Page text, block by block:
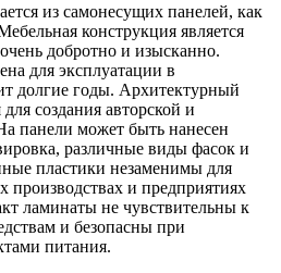
из самонесущих панелей, как
конструкция является
добротно и изысканно.
для эксплуатации в
долгие годы. Архитектурный
создания авторской и
панели может быть нанесен
различные виды фасок и
пластики незаменимы для
производствах и предприятиях
ламинаты не чувствительны к
и безопасны при
питания.